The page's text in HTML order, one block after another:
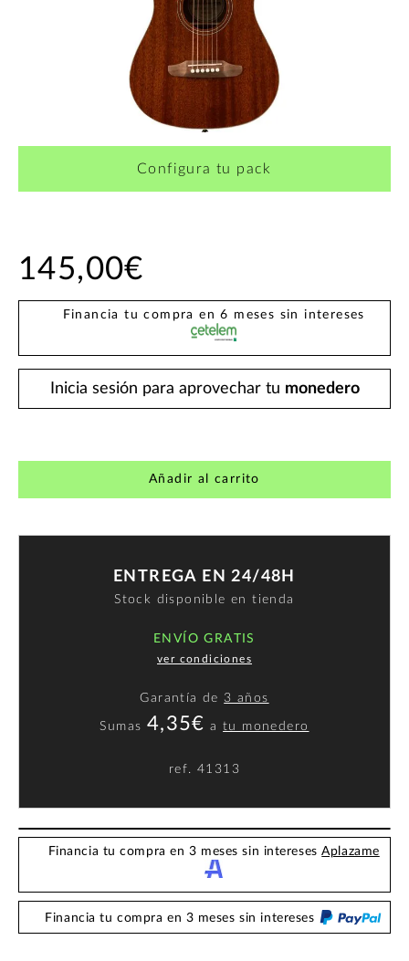
¿Quieres crearte tu propio pack?
Configura tu pack
145,00€
Financia tu compra en 6 meses sin intereses
Inicia sesión para aprovechar tu monedero
Añadir al carrito
ENTREGA EN 24/48H
Stock disponible en tienda
ENVÍO GRATIS
ver condiciones
Garantía de 3 años
Sumas 4,35€ atu monedero
ref. 41313
Financia tu compra en 3 meses sin interesesAplazame
Financia tu compra en 3 meses sin intereses